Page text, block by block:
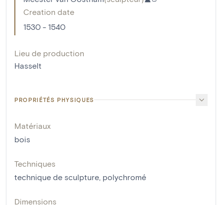
Creation date
1530 - 1540
Lieu de production
Hasselt
PROPRIÉTÉS PHYSIQUES
Matériaux
bois
Techniques
technique de sculpture polychromé
Dimensions